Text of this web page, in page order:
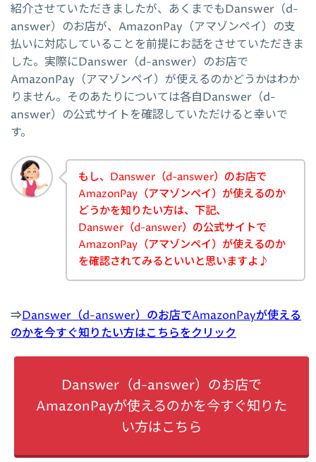
紹介させていただきましたが、あくまでもDanswer（d-
answer）のお店が、AmazonPay（アマゾンペイ）の支
払いに対応していることを前提にお話をさせていただきま
した。実際にDanswer（d-answer）のお店で
AmazonPay（アマゾンペイ）が使えるのかどうかはわか
りません。そのあたりについては各自Danswer（d-
answer）の公式サイトを確認していただけると幸いで
す。
もし、Danswer（d-answer）のお店で
AmazonPay（アマゾンペイ）が使えるのか
どうかを知りたい方は、下記、
Danswer（d-answer）の公式サイトで
AmazonPay（アマゾンペイ）が使えるのか
を確認されてみるといいと思いますよ♪
⇒Danswer（d-answer）のお店でAmazonPayが使える
のかを今すぐ知りたい方はこちらをクリック
Danswer（d-answer）のお店で
AmazonPayが使えるのかを今すぐ知りた
い方はこちら